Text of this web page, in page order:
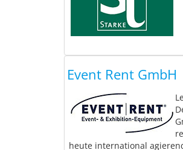
Event Rent GmbH
heute international